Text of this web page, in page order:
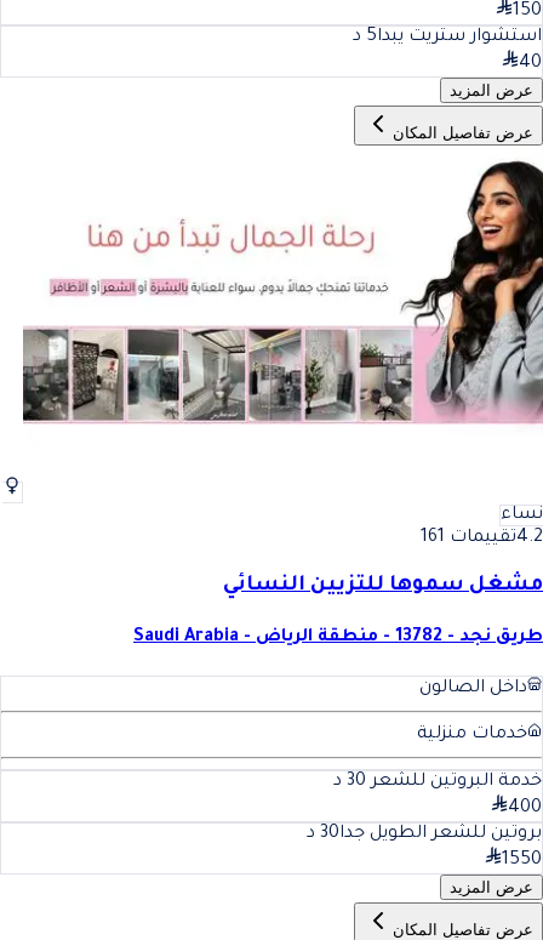
150
استشوار ستريت يبدا5 د
40
عرض المزيد
عرض تفاصيل المكان
نساء
4.2تقييمات 161
مشغل سموها للتزيين النسائي
طريق نجد - 13782 - منطقة الرياض - Saudi Arabia
داخل الصالون
خدمات منزلية
خدمة البروتين للشعر 30 د
400
بروتين للشعر الطويل جدا30 د
1550
عرض المزيد
عرض تفاصيل المكان